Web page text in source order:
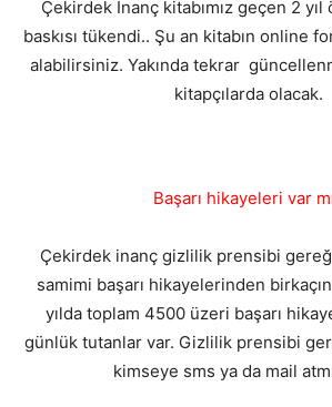
Çekirdek İnanç kitabımız geçen 2 yıl
baskısı tükendi.. Şu an kitabın online
alabilirsiniz. Yakında tekrar
kitapçılarda olacak.
Başarı hikayeleri var
Çekirdek inanç gizlilik prensibi
samimi başarı hikayelerinden
yılda toplam 4500 üzeri başarı
günlük tutanlar var. Gizlilik prensibi
kimseye sms ya da mail